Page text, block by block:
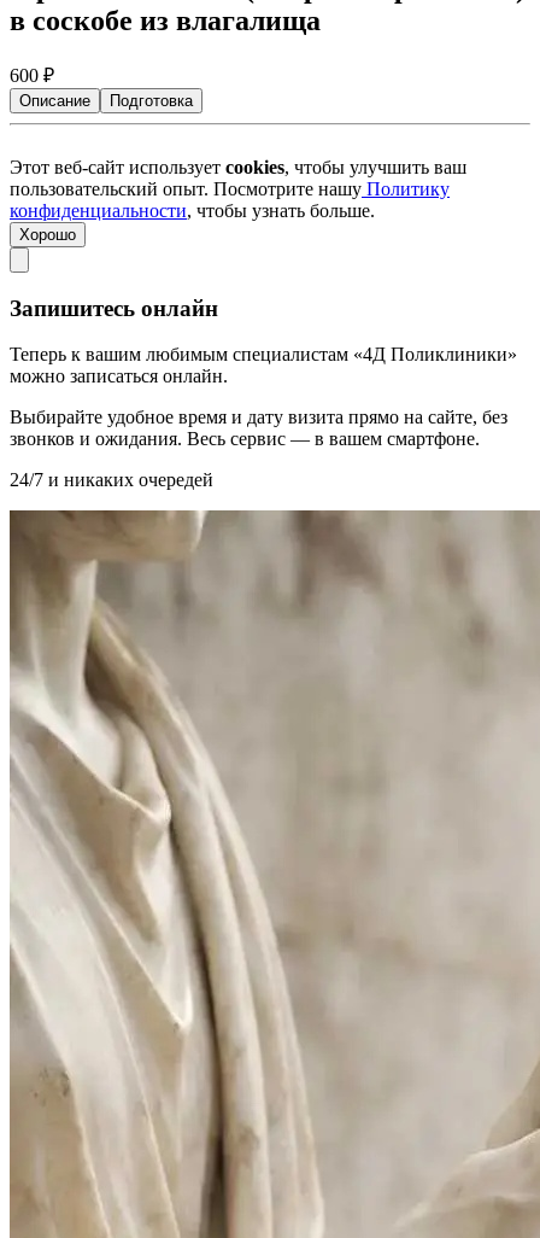
в соскобе из влагалища
600 ₽
Описание Подготовка
Этот веб-сайт использует cookies, чтобы улучшить ваш
пользовательский опыт. Посмотрите нашу Политику
конфиденциальности, чтобы узнать больше.
Хорошо
Запишитесь онлайн
Теперь к вашим любимым специалистам «4Д Поликлиники»
можно записаться онлайн.
Выбирайте удобное время и дату визита прямо на сайте, без
звонков и ожидания. Весь сервис — в вашем смартфоне.
24/7 и никаких очередей